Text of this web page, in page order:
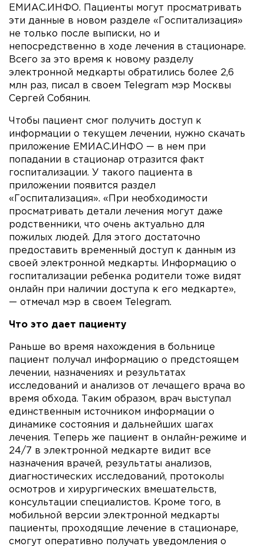
ЕМИАС.ИНФО. Пациенты могут просматривать
эти данные в новом разделе «Госпитализация»
не только после выписки, но и
непосредственно в ходе лечения в стационаре.
Всего за это время к новому разделу
электронной медкарты обратились более 2,6
млн раз, писал в своем Telegram мэр Москвы
Сергей Собянин.
Чтобы пациент смог получить доступ к
информации о текущем лечении, нужно скачать
приложение ЕМИАС.ИНФО — в нем при
попадании в стационар отразится факт
госпитализации. У такого пациента в
приложении появится раздел
«Госпитализация». «При необходимости
просматривать детали лечения могут даже
родственники, что очень актуально для
пожилых людей. Для этого достаточно
предоставить временный доступ к данным из
своей электронной медкарты. Информацию о
госпитализации ребенка родители тоже видят
онлайн при наличии доступа к его медкарте»,
— отмечал мэр в своем Telegram.
Что это дает пациенту
Раньше во время нахождения в больнице
пациент получал информацию о предстоящем
лечении, назначениях и результатах
исследований и анализов от лечащего врача во
время обхода. Таким образом, врач выступал
единственным источником информации о
динамике состояния и дальнейших шагах
лечения. Теперь же пациент в онлайн-режиме и
24/7 в электронной медкарте видит все
назначения врачей, результаты анализов,
диагностических исследований, протоколы
осмотров и хирургических вмешательств,
консультации специалистов. Кроме того, в
мобильной версии электронной медкарты
пациенты, проходящие лечение в стационаре,
смогут оперативно получать уведомления о